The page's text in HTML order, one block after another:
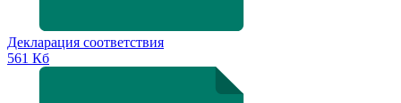
Декларация соответствия
561 Кб